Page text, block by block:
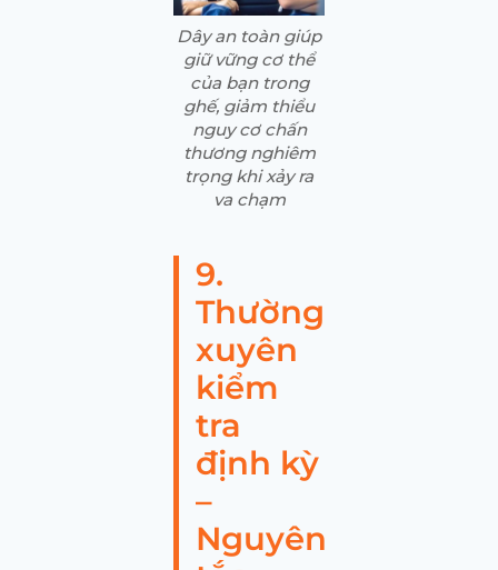
Dây an toàn giúp
giữ vững cơ thể
của bạn trong
ghế, giảm thiểu
nguy cơ chấn
thương nghiêm
trọng khi xảy ra
va chạm
9.
Thường
xuyên
kiểm
tra
định kỳ
–
Nguyên